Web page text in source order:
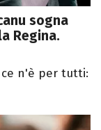
sogna
Regina.
ce n'è per tutti: